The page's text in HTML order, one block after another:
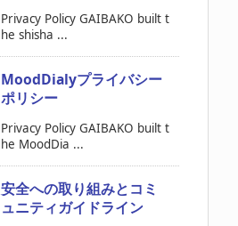
Privacy Policy GAIBAKO built t
he shisha ...
MoodDialyプライバシー
ポリシー
Privacy Policy GAIBAKO built t
he MoodDia ...
安全への取り組みとコミ
ュニティガイドライン